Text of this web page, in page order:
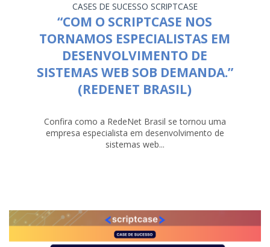
CASES DE SUCESSO SCRIPTCASE
“COM O SCRIPTCASE NOS
TORNAMOS ESPECIALISTAS EM
DESENVOLVIMENTO DE
SISTEMAS WEB SOB DEMANDA.”
(REDENET BRASIL)
Confira como a RedeNet Brasil se tornou uma
empresa especialista em desenvolvimento de
sistemas web...